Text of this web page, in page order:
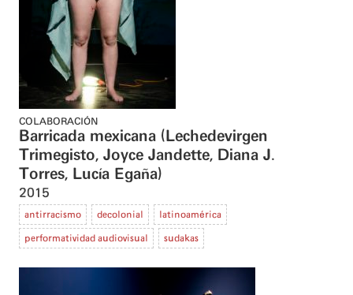
COLABORACIÓN
Barricada mexicana (Lechedevirgen
Trimegisto, Joyce Jandette, Diana J.
Torres, Lucía Egaña)
2015
antirracismo decolonial latinoamérica
performatividad audiovisual sudakas